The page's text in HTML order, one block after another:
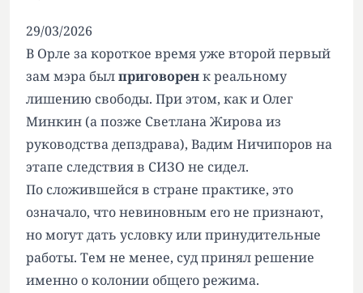
29/03/2026
В Орле за короткое время уже второй первый
зам мэра былприговоренк реальному
лишению свободы. При этом, как и Олег
Минкин (а позже Светлана Жирова из
руководства депздрава), Вадим Ничипоров на
этапе следствия в СИЗО не сидел.
По сложившейся в стране практике, это
означало, что невиновным его не признают,
но могут дать условку или принудительные
работы. Тем не менее, суд принял решение
именно о колонии общего режима.